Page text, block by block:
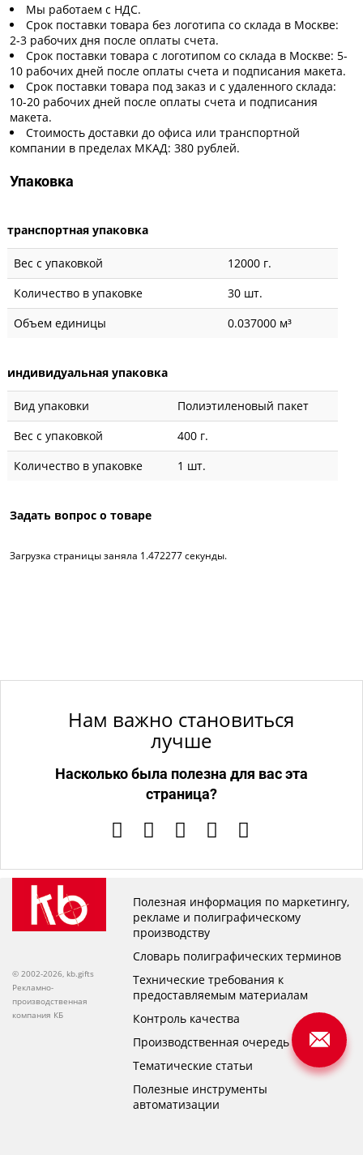
Мы работаем с НДС.
Срок поставки товара без логотипа со склада в Москве:
2-3 рабочих дня после оплаты счета.
Срок поставки товара с логотипом со склада в Москве: 5-
10 рабочих дней после оплаты счета и подписания макета.
Срок поставки товара под заказ и с удаленного склада:
10-20 рабочих дней после оплаты счета и подписания
макета.
Стоимость доставки до офиса или транспортной
компании в пределах МКАД: 380 рублей.
Упаковка
транспортная упаковка
Вес с упаковкой
12000 г.
Количество в упаковке
30 шт.
Объем единицы
0.037000 м³
индивидуальная упаковка
Вид упаковки
Полиэтиленовый пакет
Вес с упаковкой
400 г.
Количество в упаковке
1 шт.
Задать вопрос о товаре
Загрузка страницы заняла 1.472277 секунды.
Нам важно становиться
лучше
Насколько была полезна для вас эта
страница?
© 2002-2026, kb.gifts
Рекламно-
производственная
компания КБ
Полезная информация по маркетингу,
рекламе и полиграфическому
производству
Словарь полиграфических терминов
Технические требования к
предоставляемым материалам
Контроль качества
Производственная очередь
Тематические статьи
Полезные инструменты
автоматизации